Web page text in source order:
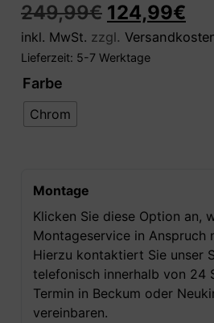
249,99€ 124,99€
inkl. MwSt. zzgl.
Lieferzeit: 5-7 Werktage
Farbe
Chrom
Montage
Klicken Sie diese Option an,
Montageservice in Anspruch
Hierzu kontaktiert Sie unser
telefonisch innerhalb von 24
Termin in Beckum oder
vereinbaren.